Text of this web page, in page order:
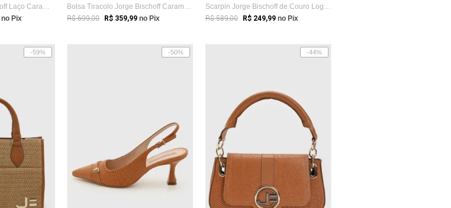
Sapatilha Jorge Bischoff Laço Caramelo
no Pix
Bolsa Tiracolo Jorge Bischoff Caramelo
R$ 699,00 R$ 359,99 no Pix
Scarpin Jorge Bischoff de Couro Logo Caramelo
R$ 589,00 R$ 249,99 no Pix
-59% -50% -44%